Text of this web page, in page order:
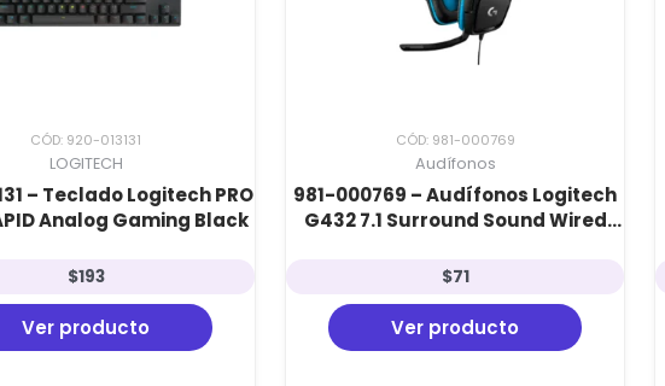
CÓD: 920-013131
LOGITECH
– Teclado Logitech PRO
Analog Gaming Black
$193
Ver producto
CÓD: 981-000769
Audífonos
981-000769 – Audífonos Logitech
G432 7.1 Surround Sound Wired
$71
Ver producto